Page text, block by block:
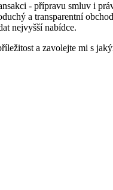
- přípravu smluv i
a transparentní
nejvyšší nabídce.
a zavolejte mi s